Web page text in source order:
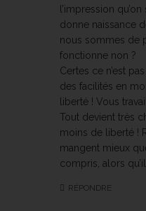
l’impression
donne naissance
nous sommes de
fonctionne non ?
Certes ce n’est
des facilités en
liberté ! Vous
Tout devient très
moins de liberté !
mangent mieux
compris, alors
RÉPONDRE